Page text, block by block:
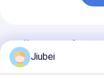
推薦されたプロダク
Jiubei